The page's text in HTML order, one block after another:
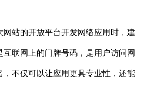
站的开放平台开发网络应用时，建
联网上的门牌号码，是用户访问网
不仅可以让应用更具专业性，还能